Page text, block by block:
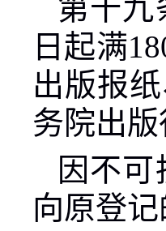
第十
日起满
出版报
务院出
因不
向原登